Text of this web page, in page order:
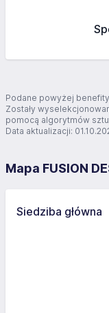
Podane powyżej
Zostały
pomocą algorytmów
Data aktualizacji:
Mapa FUSION
Siedziba główna